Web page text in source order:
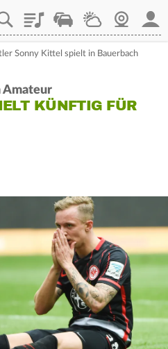
PlaylistStaupilotWetterWebcam
Sonny Kittel spielt in Bauerbach
Amateur
KÜNFTIG FÜR